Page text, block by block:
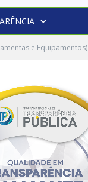
e Equipamentos)